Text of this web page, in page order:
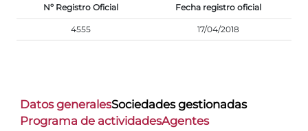
Nº Registro Oficial Fecha registro oficial
4555 17/04/2018
Datos generalesSociedades gestionadas
Programa de actividadesAgentes